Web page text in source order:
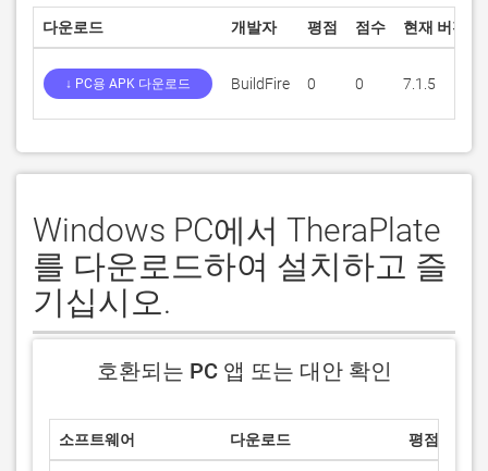
다운로드 개발자 평점 점수 현재 버전
↓ PC용 APK 다운로드 BuildFire 0 0 7.1.5
Windows PC에서 TheraPlate
를 다운로드하여 설치하고 즐
기십시오.
호환되는 PC 앱 또는 대안 확인
소프트웨어 다운로드 평점